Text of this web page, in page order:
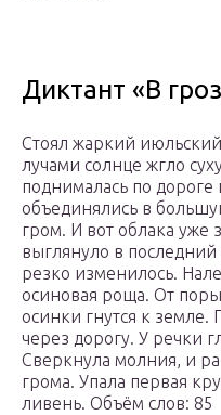
Диктант «В
Стоял жаркий
лучами солнце жгло
поднималась по дороге
объединялись в
гром. И вот облака уже
выглянуло в
резко изменилось.
осиновая роща. От
осинки гнутся к земле.
через дорогу. У речки
Сверкнула молния, и
грома. Упала первая
ливень. Объём слов: 85